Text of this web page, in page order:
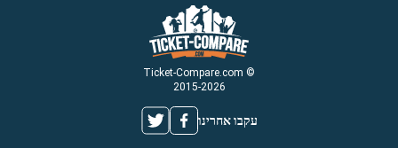
© Ticket-Compare.com
2015-2026
עקבו אחרינו